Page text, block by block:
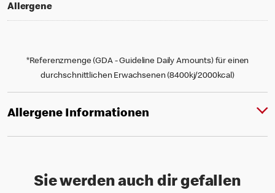
Allergene
*Referenzmenge (GDA - Guideline Daily Amounts) für einen
durchschnittlichen Erwachsenen (8400kj/2000kcal)
Allergene Informationen
Sie werden auch dir gefallen